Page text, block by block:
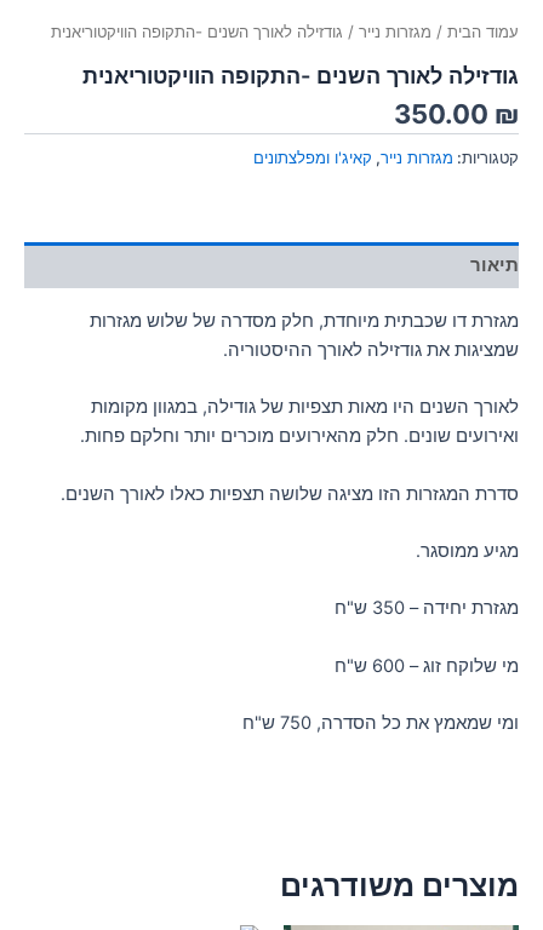
עמוד הבית / מגזרות נייר / גודזילה לאורך השנים -התקופה הוויקטוריאנית
גודזילה לאורך השנים -התקופה הוויקטוריאנית
350.00 ₪
קטגוריות: מגזרות נייר, קאיג'ו ומפלצתונים
תיאור
מגזרת דו שכבתית מיוחדת, חלק מסדרה של שלוש מגזרות
שמציגות את גודזילה לאורך ההיסטוריה.
לאורך השנים היו מאות תצפיות של גודילה, במגוון מקומות
ואירועים שונים. חלק מהאירועים מוכרים יותר וחלקם פחות.
סדרת המגזרות הזו מציגה שלושה תצפיות כאלו לאורך השנים.
מגיע ממוסגר.
מגזרת יחידה – 350 ש"ח
מי שלוקח זוג – 600 ש"ח
ומי שמאמץ את כל הסדרה, 750 ש"ח
מוצרים משודרגים